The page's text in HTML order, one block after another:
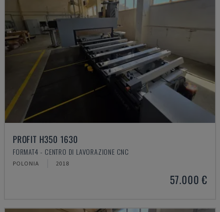
PROFIT H350 1630
FORMAT4 - CENTRO DI LAVORAZIONE CNC
POLONIA 2018
57.000 €